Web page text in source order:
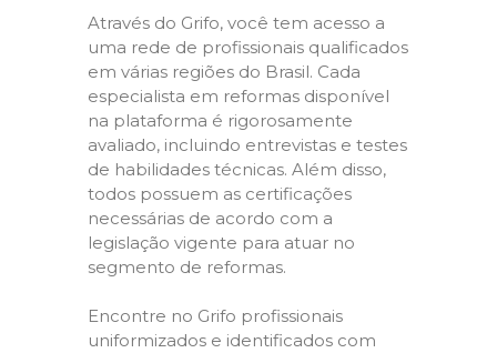
Através do Grifo, você tem acesso a
uma rede de profissionais qualificados
em várias regiões do Brasil. Cada
especialista em reformas disponível
na plataforma é rigorosamente
avaliado, incluindo entrevistas e testes
de habilidades técnicas. Além disso,
todos possuem as certificações
necessárias de acordo com a
legislação vigente para atuar no
segmento de reformas.
Encontre no Grifo profissionais
uniformizados e identificados com